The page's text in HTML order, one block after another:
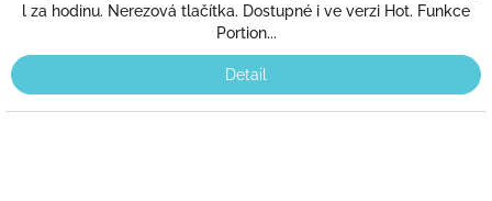
l za hodinu. Nerezová tlačítka. Dostupné i ve verzi Hot. Funkce
Portion...
Detail